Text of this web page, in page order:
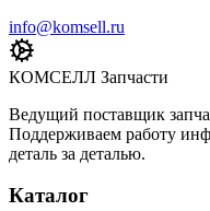
info@komsell.ru
КОМСЕЛЛ Запчасти
Ведущий поставщик
Поддерживаем работу
деталь за деталью.
Каталог